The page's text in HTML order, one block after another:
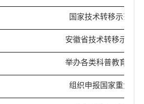
国家技术转移示范机
安徽省技术转移示范
举办各类科普教育展
组织申报国家重大项